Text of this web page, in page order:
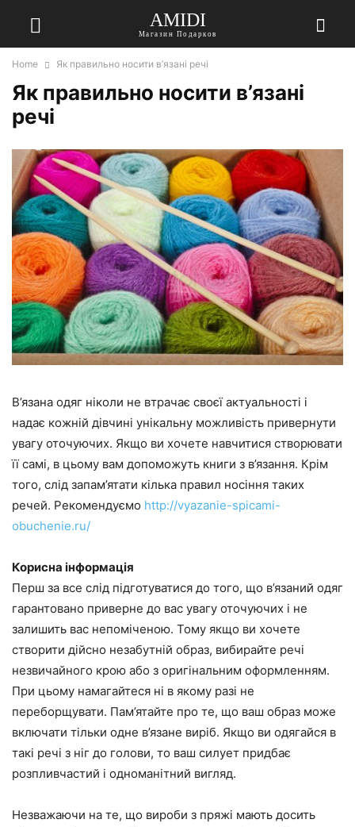
AMIDI
Магазин Подарков
Home Як правильно носити в’язані речі
Як правильно носити в’язані
речі
В’язана одяг ніколи не втрачає своєї актуальності і
надає кожній дівчині унікальну можливість привернути
увагу оточуючих. Якщо ви хочете навчитися створювати
її самі, в цьому вам допоможуть книги з в’язання. Крім
того, слід запам’ятати кілька правил носіння таких
речей. Рекомендуємо http://vyazanie-spicami-
obuchenie.ru/
Корисна інформація
Перш за все слід підготуватися до того, що в’язаний одяг
гарантовано приверне до вас увагу оточуючих і не
залишить вас непоміченою. Тому якщо ви хочете
створити дійсно незабутній образ, вибирайте речі
незвичайного крою або з оригінальним оформленням.
При цьому намагайтеся ні в якому разі не
переборщувати. Пам’ятайте про те, що ваш образ може
включати тільки одне в’язане виріб. Якщо ви одягайся в
такі речі з ніг до голови, то ваш силует придбає
розпливчастий і одноманітний вигляд.
Незважаючи на те, що вироби з пряжі мають досить